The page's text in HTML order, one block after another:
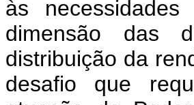
às
dimensão das
distribuição da
desafio que